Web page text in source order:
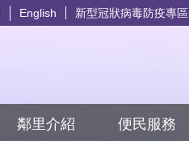
English 新型冠狀病毒防疫專區
鄰里介紹 便民服務